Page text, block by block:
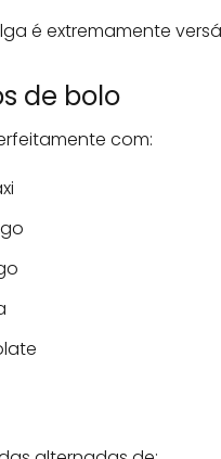
é extremamente
de bolo
com: